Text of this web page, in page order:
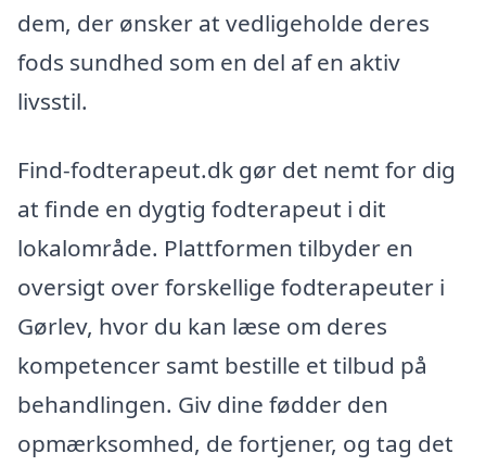
dem, der ønsker at vedligeholde deres
fods sundhed som en del af en aktiv
livsstil.
Find-fodterapeut.dk gør det nemt for dig
at finde en dygtig fodterapeut i dit
lokalområde. Plattformen tilbyder en
oversigt over forskellige fodterapeuter i
Gørlev, hvor du kan læse om deres
kompetencer samt bestille et tilbud på
behandlingen. Giv dine fødder den
opmærksomhed, de fortjener, og tag det